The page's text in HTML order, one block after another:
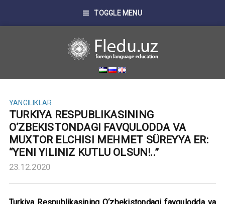
TOGGLE MENU
YANGILIKLAR
TURKIYA RESPUBLIKASINING
O‘ZBEKISTONDAGI FAVQULODDA VA
MUXTOR ELCHISI MEHMET SÜREYYA ER:
“YENI YILINIZ KUTLU OLSUN!..”
23.12.2020